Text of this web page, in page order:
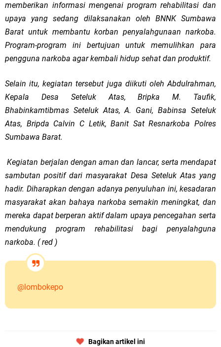
memberikan informasi mengenai program rehabilitasi dan
upaya yang sedang dilaksanakan oleh BNNK Sumbawa
Barat untuk membantu korban penyalahgunaan narkoba.
Program-program ini bertujuan untuk memulihkan para
pengguna narkoba agar kembali hidup sehat dan produktif.
Selain itu, kegiatan tersebut juga diikuti oleh Abdulrahman,
Kepala Desa Seteluk Atas, Bripka M. Taufik,
Bhabinkamtibmas Seteluk Atas, A. Gani, Babinsa Seteluk
Atas, Bripda Calvin C Letik, Banit Sat Resnarkoba Polres
Sumbawa Barat.
Kegiatan berjalan dengan aman dan lancar, serta mendapat
sambutan positif dari masyarakat Desa Seteluk Atas yang
hadir. Diharapkan dengan adanya penyuluhan ini, kesadaran
masyarakat akan bahaya narkoba semakin meningkat, dan
mereka dapat berperan aktif dalam upaya pencegahan serta
mendukung program rehabilitasi bagi penyalahguna
narkoba. ( red )
@lombokepo
Bagikan artikel ini